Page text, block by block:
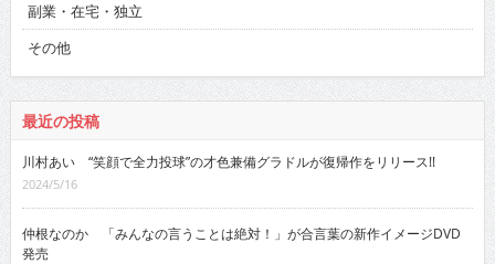
副業・在宅・独立
その他
最近の投稿
川村あい “笑顔で全力投球”の才色兼備グラドルが復帰作をリリース!!
2024/5/16
仲根なのか 「みんなの言うことは絶対！」が合言葉の新作イメージDVD
発売